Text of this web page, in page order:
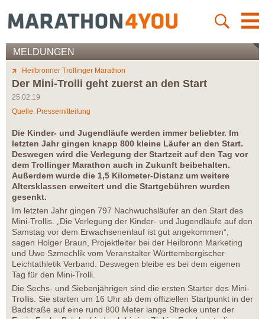
MELDUNGEN
Heilbronner Trollinger Marathon
Der Mini-Trolli geht zuerst an den Start
25.02.19
Quelle: Pressemitteilung
Die Kinder- und Jugendläufe werden immer beliebter. Im
letzten Jahr gingen knapp 800 kleine Läufer an den Start.
Deswegen wird die Verlegung der Startzeit auf den Tag vor
dem Trollinger Marathon auch in Zukunft beibehalten.
Außerdem wurde die 1,5 Kilometer-Distanz um weitere
Altersklassen erweitert und die Startgebühren wurden
gesenkt.
Im letzten Jahr gingen 797 Nachwuchsläufer an den Start des
Mini-Trollis. „Die Verlegung der Kinder- und Jugendläufe auf den
Samstag vor dem Erwachsenenlauf ist gut angekommen“,
sagen Holger Braun, Projektleiter bei der Heilbronn Marketing
und Uwe Szmechlik vom Veranstalter Württembergischer
Leichtathletik Verband. Deswegen bleibe es bei dem eigenen
Tag für den Mini-Trolli.
Die Sechs- und Siebenjährigen sind die ersten Starter des Mini-
Trollis. Sie starten um 16 Uhr ab dem offiziellen Startpunkt in der
Badstraße auf eine rund 800 Meter lange Strecke unter der